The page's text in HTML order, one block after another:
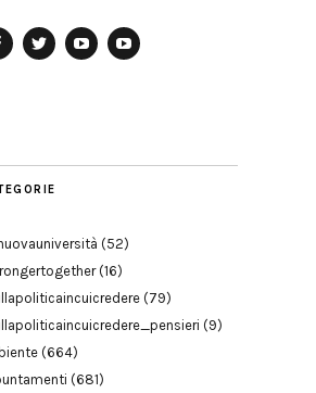
(52)
(16)
(79)
(9)
(664)
(681)